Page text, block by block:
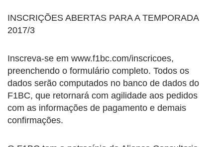
INSCRIÇÕES ABERTAS PARA A TEMPORADA
2017/3
Inscreva-se em www.f1bc.com/inscricoes,
preenchendo o formulário completo. Todos os
dados serão computados no banco de dados do
F1BC, que retornará com agilidade aos pedidos
com as informações de pagamento e demais
confirmações.